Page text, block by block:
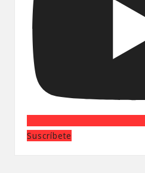
Suscríbete